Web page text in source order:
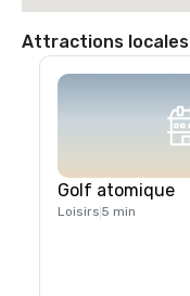
Attractions locales
Golf atomique
Loisirs 5 min